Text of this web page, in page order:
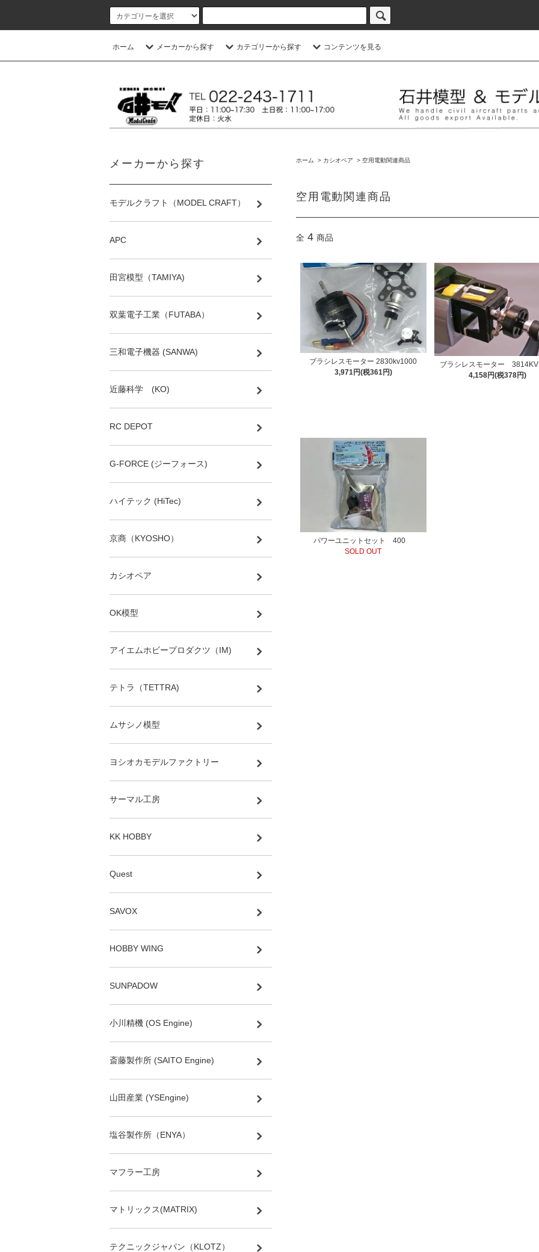
ホーム メーカーから探す カテゴリーから探す コンテンツを見る
ホーム > カシオペア > 空用電動関連商品
空用電動関連商品
全 4 商品
ブラシレスモーター 2830kv1000
3,971円(税361円)
ブラシレスモーター
4,158円(税378円)
パワーユニットセット 400
SOLD OUT
メーカーから探す
モデルクラフト（MODEL CRAFT）
APC
田宮模型（TAMIYA)
双葉電子工業（FUTABA）
三和電子機器 (SANWA)
近藤科学 (KO)
RC DEPOT
G-FORCE (ジーフォース)
ハイテック (HiTec)
京商（KYOSHO）
カシオペア
OK模型
アイエムホビープロダクツ（IM)
テトラ（TETTRA)
ムサシノ模型
ヨシオカモデルファクトリー
サーマル工房
KK HOBBY
Quest
SAVOX
HOBBY WING
SUNPADOW
小川精機 (OS Engine)
斎藤製作所 (SAITO Engine)
山田産業 (YSEngine)
塩谷製作所（ENYA）
マフラー工房
マトリックス(MATRIX)
テクニックジャパン（KLOTZ）